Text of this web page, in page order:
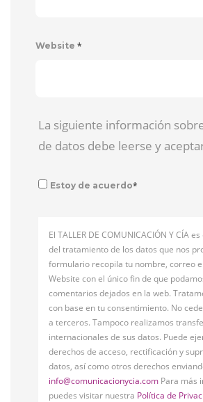
Website *
La siguiente información
de datos debe leerse y
Estoy de acuerdo*
El TALLER DE COMUNICACIÓN Y CÍA
del tratamiento de los datos que nos
formulario recopila tu nombre, correo
Website con el único fin de que
comentarios dejados en la web.
con base en tu consentimiento. No
a terceros. Tampoco realizamos
internacionales de sus datos. Puede
derechos de acceso, rectificación y
datos, así como otros derechos
info@comunicacionycia.com Para más
puedes visitar nuestra Política de